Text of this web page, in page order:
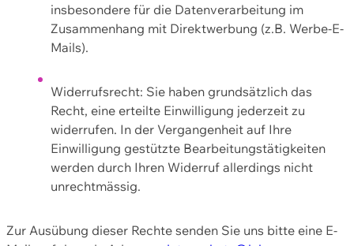
insbesondere für die Datenverarbeitung im
Zusammenhang mit Direktwerbung (z.B. Werbe-E-
Mails).
Widerrufsrecht: Sie haben grundsätzlich das
Recht, eine erteilte Einwilligung jederzeit zu
widerrufen. In der Vergangenheit auf Ihre
Einwilligung gestützte Bearbeitungstätigkeiten
werden durch Ihren Widerruf allerdings nicht
unrechtmässig.
Zur Ausübung dieser Rechte senden Sie uns bitte eine E-